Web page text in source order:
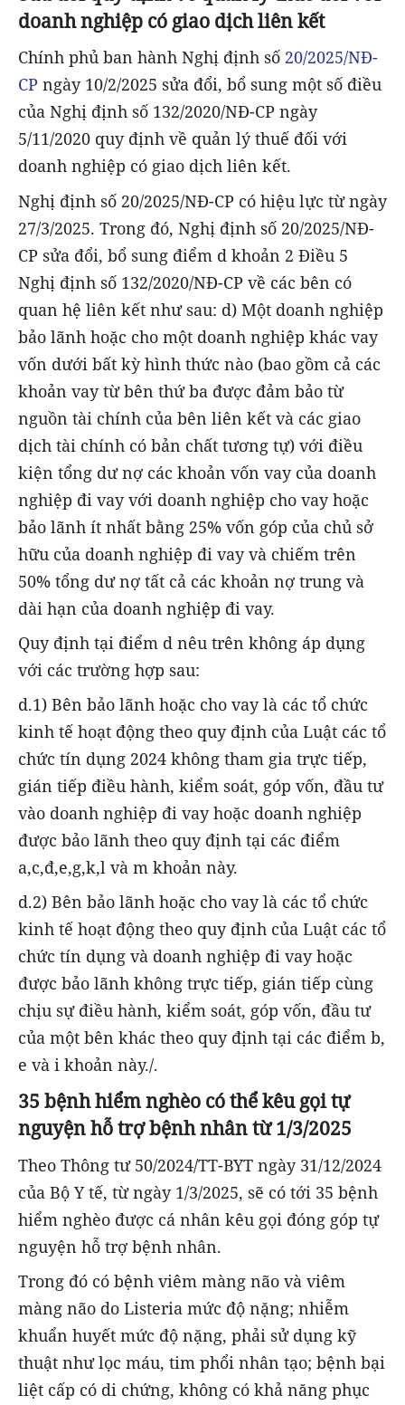
doanh nghiệp có giao dịch liên kết
Chính phủ ban hành Nghị định số 20/2025/NĐ-
CP ngày 10/2/2025 sửa đổi, bổ sung một số điều
của Nghị định số 132/2020/NĐ-CP ngày
5/11/2020 quy định về quản lý thuế đối với
doanh nghiệp có giao dịch liên kết.
Nghị định số 20/2025/NĐ-CP có hiệu lực từ ngày
27/3/2025. Trong đó, Nghị định số 20/2025/NĐ-
CP sửa đổi, bổ sung điểm d khoản 2 Điều 5
Nghị định số 132/2020/NĐ-CP về các bên có
quan hệ liên kết như sau: d) Một doanh nghiệp
bảo lãnh hoặc cho một doanh nghiệp khác vay
vốn dưới bất kỳ hình thức nào (bao gồm cả các
khoản vay từ bên thứ ba được đảm bảo từ
nguồn tài chính của bên liên kết và các giao
dịch tài chính có bản chất tương tự) với điều
kiện tổng dư nợ các khoản vốn vay của doanh
nghiệp đi vay với doanh nghiệp cho vay hoặc
bảo lãnh ít nhất bằng 25% vốn góp của chủ sở
hữu của doanh nghiệp đi vay và chiếm trên
50% tổng dư nợ tất cả các khoản nợ trung và
dài hạn của doanh nghiệp đi vay.
Quy định tại điểm d nêu trên không áp dụng
với các trường hợp sau:
d.1) Bên bảo lãnh hoặc cho vay là các tổ chức
kinh tế hoạt động theo quy định của Luật các tổ
chức tín dụng 2024 không tham gia trực tiếp,
gián tiếp điều hành, kiểm soát, góp vốn, đầu tư
vào doanh nghiệp đi vay hoặc doanh nghiệp
được bảo lãnh theo quy định tại các điểm
a,c,đ,e,g,k,l và m khoản này.
d.2) Bên bảo lãnh hoặc cho vay là các tổ chức
kinh tế hoạt động theo quy định của Luật các tổ
chức tín dụng và doanh nghiệp đi vay hoặc
được bảo lãnh không trực tiếp, gián tiếp cùng
chịu sự điều hành, kiểm soát, góp vốn, đầu tư
của một bên khác theo quy định tại các điểm b,
e và i khoản này./.
35 bệnh hiểm nghèo có thể kêu gọi tự
nguyện hỗ trợ bệnh nhân từ 1/3/2025
Theo Thông tư 50/2024/TT-BYT ngày 31/12/2024
của Bộ Y tế, từ ngày 1/3/2025, sẽ có tới 35 bệnh
hiểm nghèo được cá nhân kêu gọi đóng góp tự
nguyện hỗ trợ bệnh nhân.
Trong đó có bệnh viêm màng não và viêm
màng não do Listeria mức độ nặng; nhiễm
khuẩn huyết mức độ nặng, phải sử dụng kỹ
thuật như lọc máu, tim phổi nhân tạo; bệnh bại
liệt cấp có di chứng, không có khả năng phục